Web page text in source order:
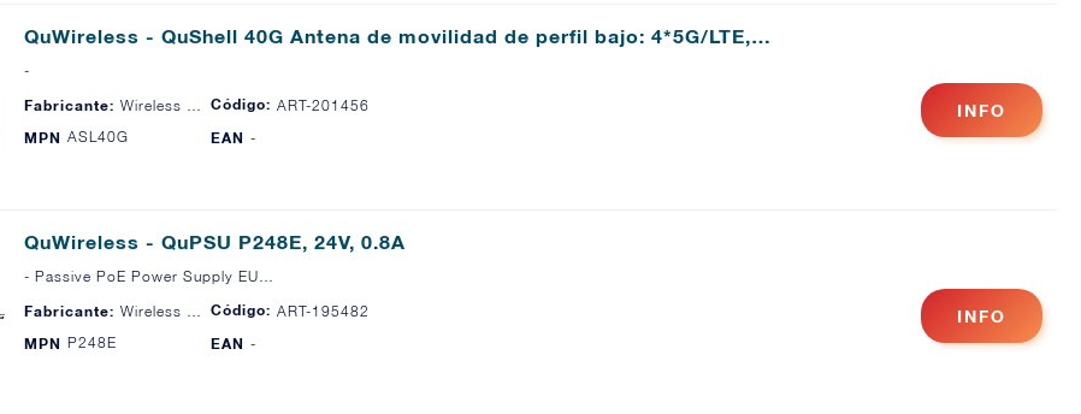
QuWireless - QuShell 40G Antena de movilidad de perfil bajo: 4*5G/LTE,…
-
Fabricante:
Código: ART-201456
MPN ASL40G EAN -
INFO
QuWireless - QuPSU P248E, 24V, 0.8A
- Passive PoE Power Supply EU…
Fabricante:
Código: ART-195482
MPN P248E EAN -
INFO